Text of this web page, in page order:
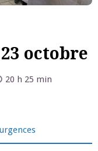
octobre
20 h 25 min
urgences